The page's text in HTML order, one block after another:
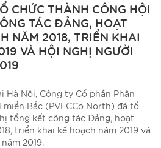
CHỨC THÀNH CÔNG HỘI
TÁC ĐẢNG, HOẠT
NĂM 2018, TRIỂN KHAI
VÀ HỘI NGHỊ NGƯỜI
Hà Nội, Công ty Cổ phần Phân
Bắc (PVFCCo North) đã tổ
tổng kết công tác Đảng, hoạt
triển khai kế hoạch năm 2019 và
2019.